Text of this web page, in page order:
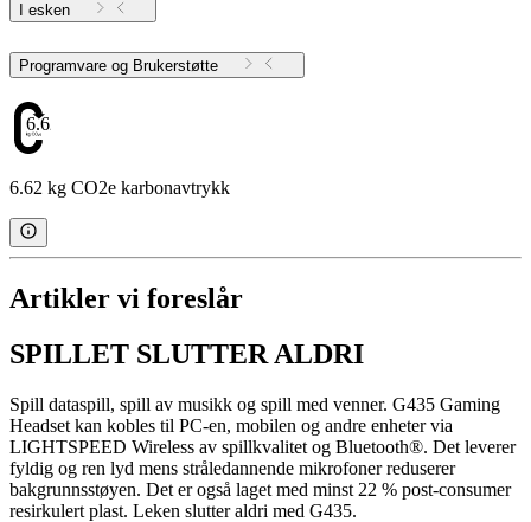
I esken
Programvare og Brukerstøtte
6.62
6.62 kg CO2e karbonavtrykk
Artikler vi foreslår
SPILLET SLUTTER ALDRI
Spill dataspill, spill av musikk og spill med venner. G435 Gaming
Headset kan kobles til PC-en, mobilen og andre enheter via
LIGHTSPEED Wireless av spillkvalitet og Bluetooth®. Det leverer
fyldig og ren lyd mens stråledannende mikrofoner reduserer
bakgrunnsstøyen. Det er også laget med minst 22 % post-consumer
resirkulert plast. Leken slutter aldri med G435.